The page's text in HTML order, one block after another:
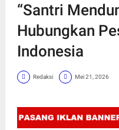
“Santri
Hubungkan
Indonesia
Redaksi Mei 21, 2026